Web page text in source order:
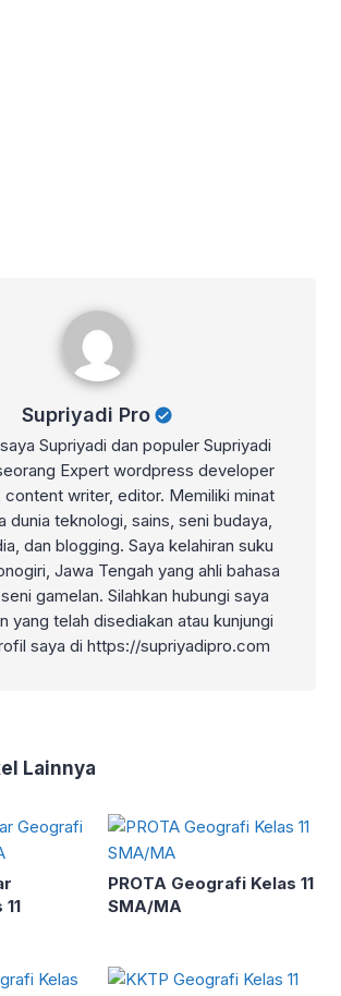
Supriyadi Pro
Supriyadi dan populer Supriyadi
Expert wordpress developer
writer, editor. Memiliki minat
dunia teknologi, sains, seni budaya,
dan blogging. Saya kelahiran suku
Jawa Tengah yang ahli bahasa
gamelan. Silahkan hubungi saya
yang telah disediakan atau kunjungi
saya di https://supriyadipro.com
Lainnya
PROTA Geografi Kelas 11
SMA/MA